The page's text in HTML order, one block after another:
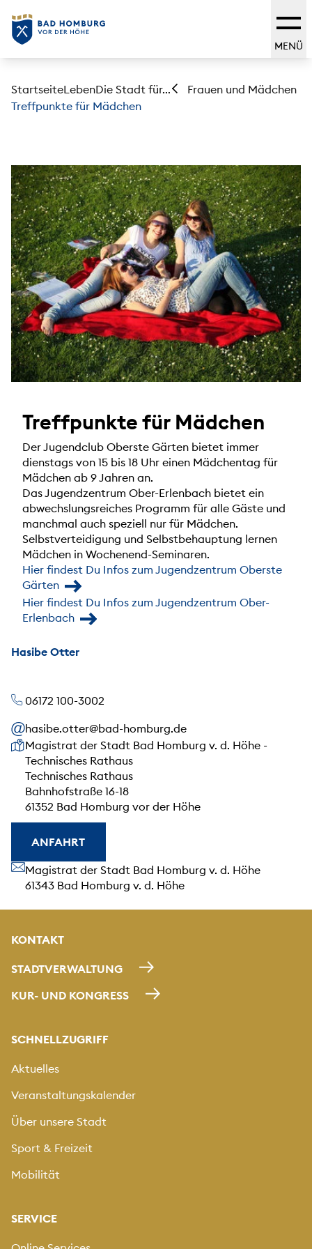
MENÜ
StartseiteLebenDie Stadt für...
Frauen und Mädchen
Treffpunkte für Mädchen
Treffpunkte für Mädchen
Der Jugendclub Oberste Gärten bietet immer
dienstags von 15 bis 18 Uhr einen Mädchentag für
Mädchen ab 9 Jahren an.
Das Jugendzentrum Ober-Erlenbach bietet ein
abwechslungsreiches Programm für alle Gäste und
manchmal auch speziell nur für Mädchen.
Selbstverteidigung und Selbstbehauptung lernen
Mädchen in Wochenend-Seminaren.
Hier findest Du Infos zum Jugendzentrum Oberste
Gärten
Hier findest Du Infos zum Jugendzentrum Ober-
Erlenbach
Hasibe Otter
06172 100-3002
hasibe.otter@bad-homburg.de
Unsere Anschrift
Magistrat der Stadt Bad Homburg v. d. Höhe -
Technisches Rathaus
Technisches Rathaus
Bahnhofstraße 16-18
61352 Bad Homburg vor der Höhe
ANFAHRT
Unsere Anschrift
Magistrat der Stadt Bad Homburg v. d. Höhe
61343 Bad Homburg v. d. Höhe
KONTAKT
STADTVERWALTUNG
KUR- UND KONGRESS
SCHNELLZUGRIFF
Aktuelles
Veranstaltungskalender
Über unsere Stadt
Sport & Freizeit
Mobilität
SERVICE